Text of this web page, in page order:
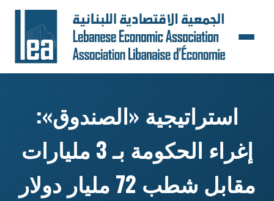
استراتيجية «الصندوق»:
إغراء الحكومة بـ 3 مليارات
مقابل شطب 72 مليار دولار